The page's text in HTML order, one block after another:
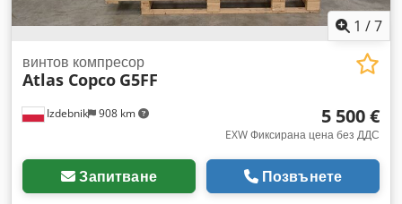
1 /7
Izdebnik 908 km
винтов компресор
Atlas Copco G5FF
5 500 €
EXW Фиксирана цена без ДДС
Запитване Позвънете